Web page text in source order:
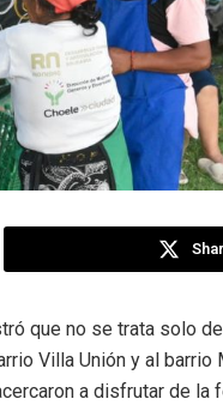
que no se trata solo
Villa Unión y al barrio
a disfrutar de la